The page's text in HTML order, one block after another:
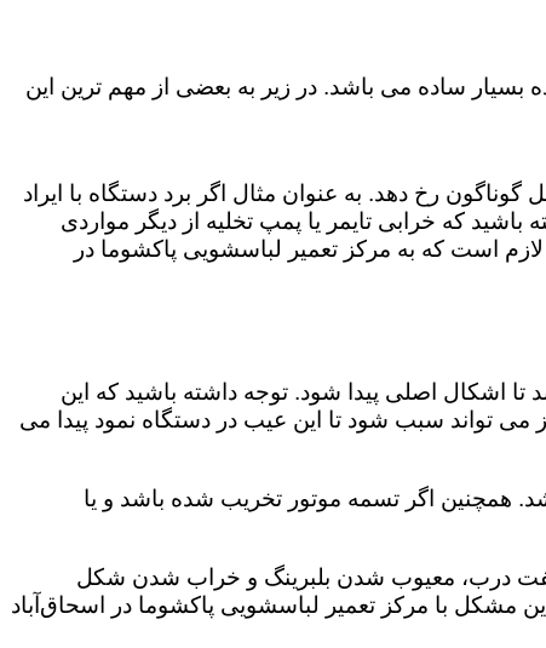
بسیار ساده می باشد. در زیر به بعضی از مهم ترین این
رخ دهد. به عنوان مثال اگر برد دستگاه با ایراد
که خرابی تایمر یا پمپ تخلیه از دیگر مواردی
است که به مرکز تعمیر لباسشویی پاکشوما در
اشکال اصلی پیدا شود. توجه داشته باشید که این
تواند سبب شود تا این عیب در دستگاه نمود پیدا می
همچنین اگر تسمه موتور تخریب شده باشد و یا
چفت درب، معیوب شدن بلبرینگ و خراب شدن شکل
با مرکز تعمیر لباسشویی پاکشوما در اسحاق‌آباد